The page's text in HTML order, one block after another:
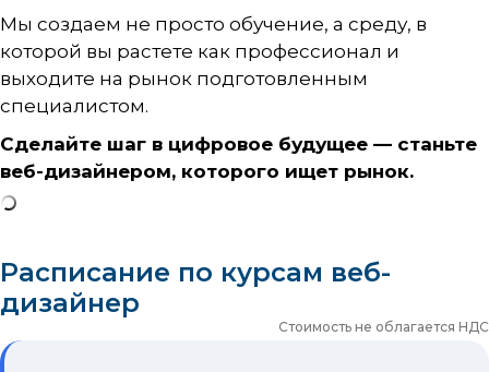
Мы создаем не просто обучение, а среду, в
которой вы растете как профессионал и
выходите на рынок подготовленным
специалистом.
Сделайте шаг в цифровое будущее — станьте
веб-дизайнером, которого ищет рынок.
Расписание по курсам веб-
дизайнер
Стоимость не облагается НДС